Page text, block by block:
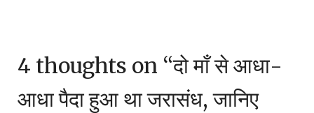
4 thoughts on “दो माँ से आधा-
आधा पैदा हुआ था जरासंध, जानिए